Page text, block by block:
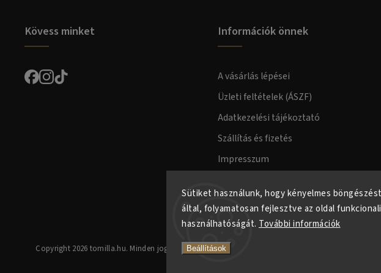
Sütiket használunk, hogy kényelmes
által, folyamatosan fejlesztve az oldal
használhatóságát. További információk
Beállítások
Kövess minket Információk önnek
A vásárlás lépései
Üzleti feltételek (ÁSZF)
Adatkezelési tájékoztató
Szállítás és fizetés
Impresszum
Copyright 2026 tomilla.hu. Minden jog fenntartva.